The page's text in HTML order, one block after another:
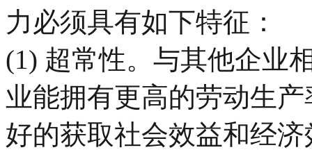
力必须具有如下特征：
(1) 超常性。与其他企业
业能拥有更高的劳动生
好的获取社会效益和经济